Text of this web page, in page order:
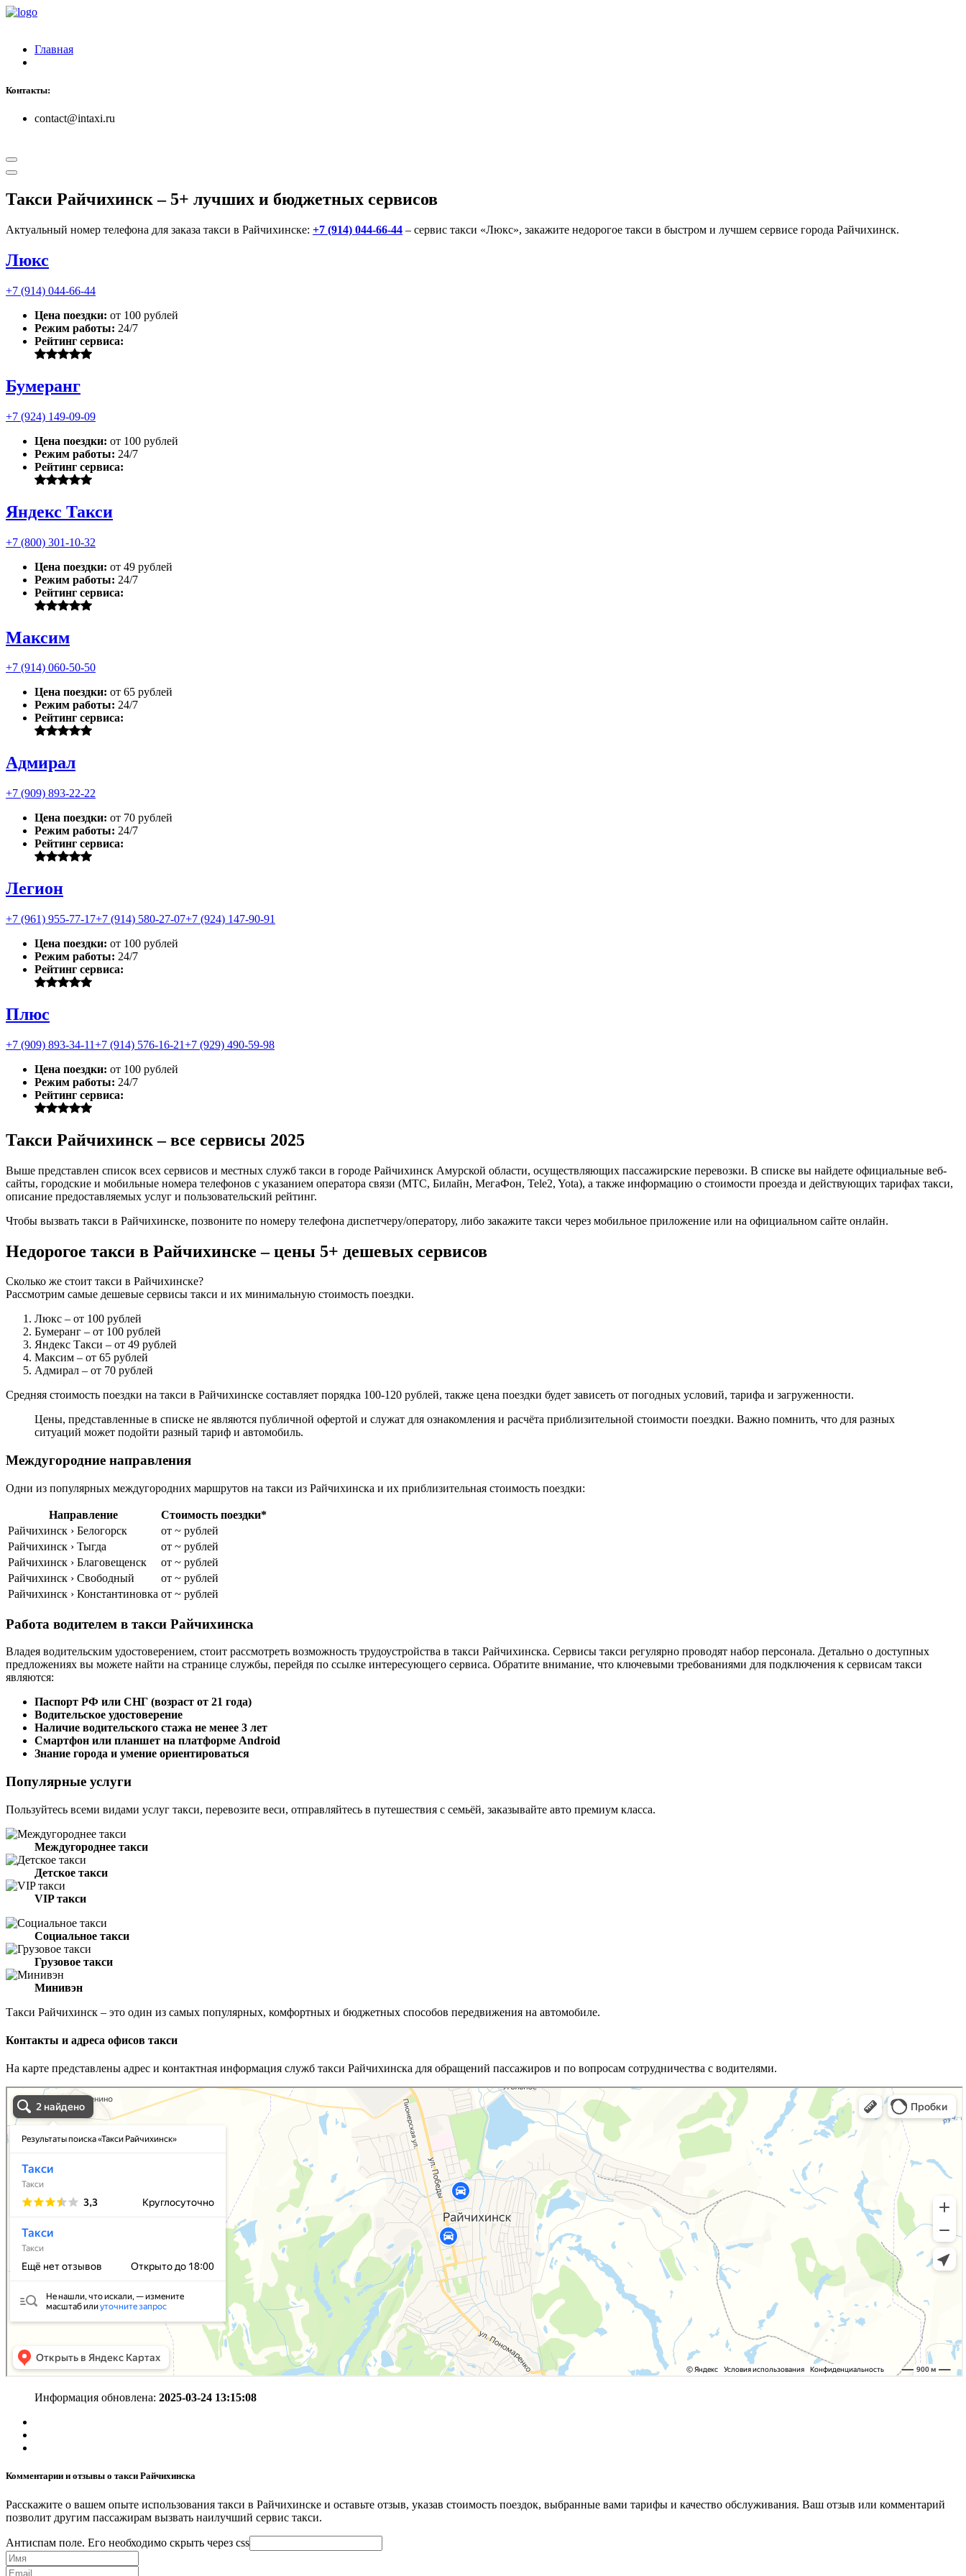
Главная
Контакты:
contact@intaxi.ru
Такси Райчихинск– 5+ лучших и бюджетных сервисов
Актуальный номер телефона для заказа такси в Райчихинске: +7 (914) 044-66-44 – сервис такси «Люкс», закажите недорогое такси в быстром и лучшем сервисе города Райчихинск.
Люкс
+7 (914) 044-66-44
Цена поездки: от 100 рублей
Режим работы: 24/7
Рейтинг сервиса:
Бумеранг
+7 (924) 149-09-09
Цена поездки: от 100 рублей
Режим работы: 24/7
Рейтинг сервиса:
Яндекс Такси
+7 (800) 301-10-32
Цена поездки: от 49 рублей
Режим работы: 24/7
Рейтинг сервиса:
Максим
+7 (914) 060-50-50
Цена поездки: от 65 рублей
Режим работы: 24/7
Рейтинг сервиса:
Адмирал
+7 (909) 893-22-22
Цена поездки: от 70 рублей
Режим работы: 24/7
Рейтинг сервиса:
Легион
+7 (961) 955-77-17+7 (914) 580-27-07+7 (924) 147-90-91
Цена поездки: от 100 рублей
Режим работы: 24/7
Рейтинг сервиса:
Плюс
+7 (909) 893-34-11+7 (914) 576-16-21+7 (929) 490-59-98
Цена поездки: от 100 рублей
Режим работы: 24/7
Рейтинг сервиса:
Такси Райчихинск – все сервисы 2025
Выше представлен список всех сервисов и местных служб такси в городе Райчихинск Амурской области, осуществляющих пассажирские перевозки. В списке вы найдете официальные веб-
сайты, городские и мобильные номера телефонов с указанием оператора связи (МТС, Билайн, МегаФон, Tele2, Yota), а также информацию о стоимости проезда и действующих тарифах такси,
описание предоставляемых услуг и пользовательский рейтинг.
Чтобы вызвать такси в Райчихинске, позвоните по номеру телефона диспетчеру/оператору, либо закажите такси через мобильное приложение или на официальном сайте онлайн.
Недорогое такси в Райчихинске – цены 5+ дешевых сервисов
Сколько же стоит такси в Райчихинске?
Рассмотрим самые дешевые сервисы такси и их минимальную стоимость поездки.
Люкс – от 100 рублей
Бумеранг – от 100 рублей
Яндекс Такси – от 49 рублей
Максим – от 65 рублей
Адмирал – от 70 рублей
Средняя стоимость поездки на такси в Райчихинске составляет порядка 100-120 рублей, также цена поездки будет зависеть от погодных условий, тарифа и загруженности.
Цены, представленные в списке не являются публичной офертой и служат для ознакомления и расчёта приблизительной стоимости поездки. Важно помнить, что для разных
ситуаций может подойти разный тариф и автомобиль.
Междугородние направления
Одни из популярных междугородних маршрутов на такси из Райчихинска и их приблизительная стоимость поездки:
Направление
Стоимость поездки*
Райчихинск › Белогорск
от ~ рублей
Райчихинск › Тыгда
от ~ рублей
Райчихинск › Благовещенск
от ~ рублей
Райчихинск › Свободный
от ~ рублей
Райчихинск › Константиновка от ~ рублей
Работа водителем в такси Райчихинска
Владея водительским удостоверением, стоит рассмотреть возможность трудоустройства в такси Райчихинска. Сервисы такси регулярно проводят набор персонала. Детально о доступных
предложениях вы можете найти на странице службы, перейдя по ссылке интересующего сервиса. Обратите внимание, что ключевыми требованиями для подключения к сервисам такси
являются:
Паспорт РФ или СНГ (возраст от 21 года)
Водительское удостоверение
Наличие водительского стажа не менее 3 лет
Смартфон или планшет на платформе Android
Знание города и умение ориентироваться
Популярные услуги
Пользуйтесь всеми видами услуг такси, перевозите веси, отправляйтесь в путешествия с семьёй, заказывайте авто премиум класса.
Междугороднее такси
Детское такси
VIP такси
Социальное такси
Грузовое такси
Минивэн
Такси Райчихинск – это один из самых популярных, комфортных и бюджетных способов передвижения на автомобиле.
Контакты и адреса офисов такси
На карте представлены адрес и контактная информация служб такси Райчихинска для обращений пассажиров и по вопросам сотрудничества с водителями.
Информация обновлена: 2025-03-24 13:15:08
Комментарии и отзывы о такси Райчихинска
Расскажите о вашем опыте использования такси в Райчихинске и оставьте отзыв, указав стоимость поездок, выбранные вами тарифы и качество обслуживания. Ваш отзыв или комментарий
позволит другим пассажирам вызвать наилучший сервис такси.
Антиспам поле. Его необходимо скрыть через css